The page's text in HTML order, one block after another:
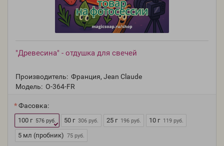
"Древесина" - отдушка для свечей
Производитель: Франция, Jean Claude
Модель: O-364-FR
Фасовка:
100 г 576 руб. 50 г 306 руб. 25 г 196 руб. 10 г 119 руб.
5 мл (пробник) 75 руб.